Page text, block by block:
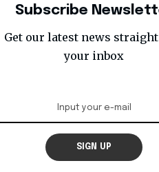
Subscribe
Get our latest news
your inbox
SIGN UP